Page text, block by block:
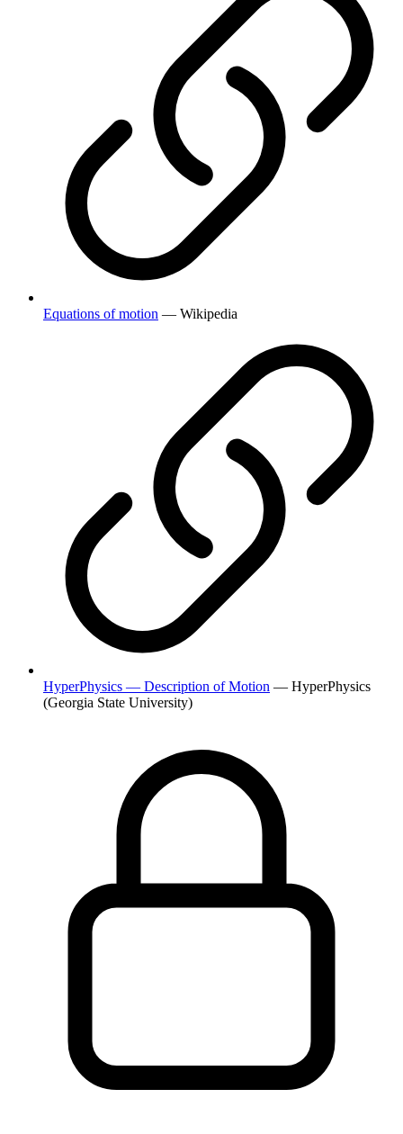
Equations of motion — Wikipedia
HyperPhysics — Description of Motion — HyperPhysics
(Georgia State University)